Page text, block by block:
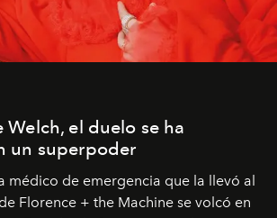
Welch, el duelo se ha
un superpoder
médico de emergencia que la llevó al
Florence + the Machine se volcó en